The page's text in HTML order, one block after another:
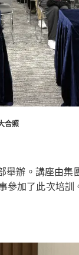
合照
辦。講座由集
參加了此次培